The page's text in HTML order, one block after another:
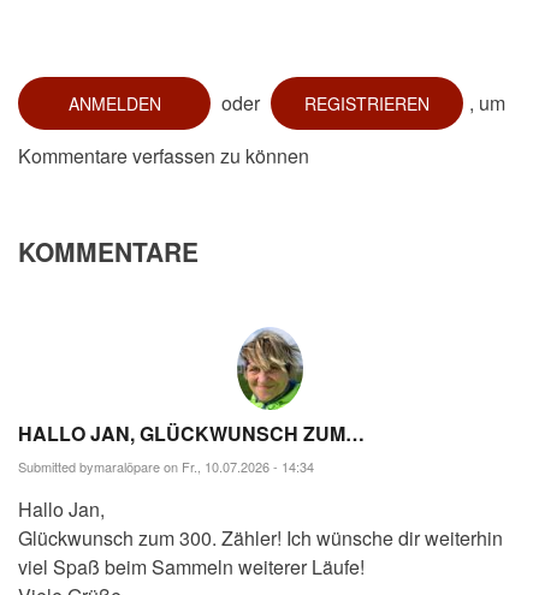
ANMELDEN oder REGISTRIEREN
, um
Kommentare verfassen zu können
KOMMENTARE
HALLO JAN, GLÜCKWUNSCH ZUM…
Submitted bymaralöpareon Fr., 10.07.2026 - 14:34
Hallo Jan,
Glückwunsch zum 300. Zähler! Ich wünsche dir weiterhin
viel Spaß beim Sammeln weiterer Läufe!